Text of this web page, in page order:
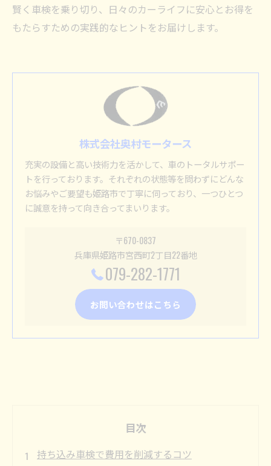
賢く車検を乗り切り、日々のカーライフに安心とお得を
もたらすための実践的なヒントをお届けします。
株式会社奥村モータース
充実の設備と高い技術力を活かして、車のトータルサポー
トを行っております。それぞれの状態等を問わずにどんな
お悩みやご要望も姫路市で丁寧に伺っており、一つひとつ
に誠意を持って向き合ってまいります。
〒670-0837
兵庫県姫路市宮西町2丁目22番地
079-282-1771
お問い合わせはこちら
目次
持ち込み車検で費用を削減するコツ